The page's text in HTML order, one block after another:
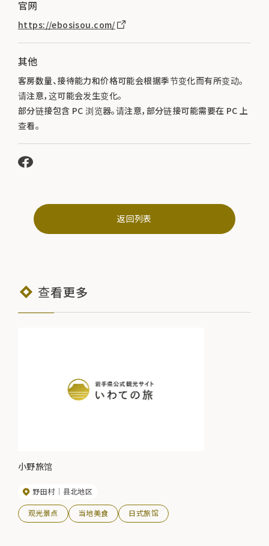
官网
https://ebosisou.com/
其他
客房数量、接待能力和价格可能会根据季节变化而有所变动。
请注意，这可能会发生变化。
部分链接包含 PC 浏览器。请注意，部分链接可能需要在 PC 上
查看。
返回列表
查看更多
小野旅馆
野田村 县北地区
观光景点 当地美食 日式旅馆